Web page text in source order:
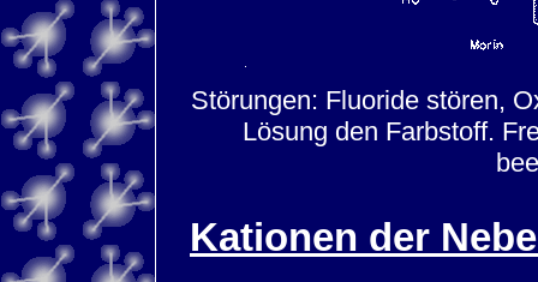
Störungen: Fluoride stören,
Lösung den Farbstoff.
Kationen der